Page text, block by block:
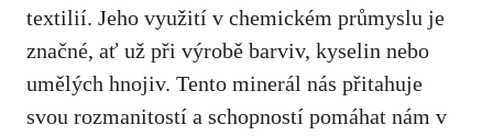
textilií. Jeho ​využití v chemickém průmyslu je
značné, ať už při výrobě barviv, ​kyselin nebo
umělých hnojiv. Tento ​minerál nás přitahuje
svou ​rozmanitostí‍ a schopností pomáhat nám v